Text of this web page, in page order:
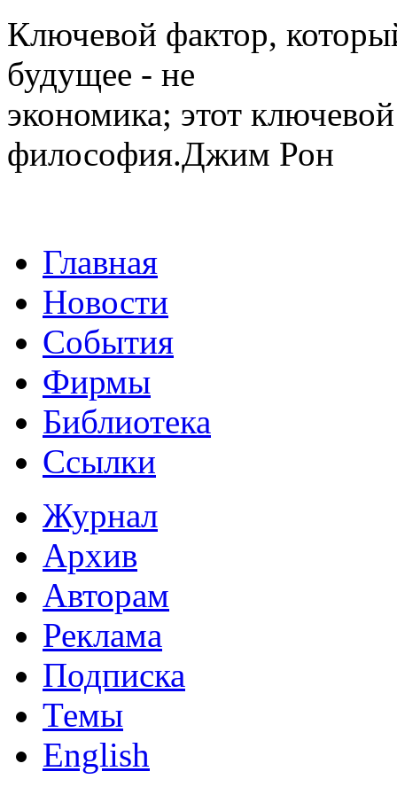
Ключевой фактор,
будущее - не
экономика; этот
философия.Джим Рон
Главная
Новости
События
Фирмы
Библиотека
Ссылки
Журнал
Архив
Авторам
Реклама
Подписка
Темы
English